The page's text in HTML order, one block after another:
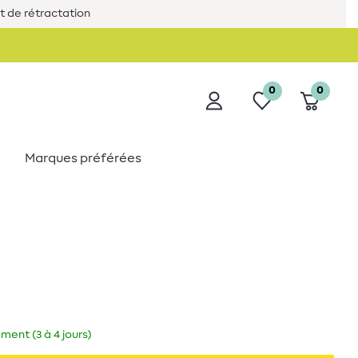
de rétractation
0 0
Marques préférées
(3 à 4 jours)